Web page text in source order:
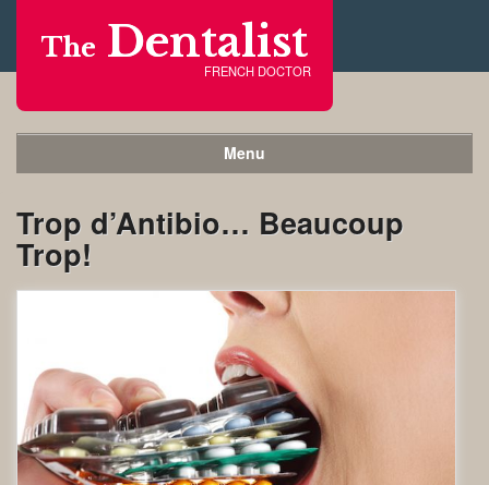
The Dentalist
FRENCH DOCTOR
Menu
Trop d’Antibio… Beaucoup
Trop!